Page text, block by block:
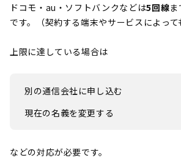
ドコモ・au・ソフトバンクなどは5回線
です。（契約する端末やサービスによって
上限に達している場合は
別の通信会社に申し込む
現在の名義を変更する
などの対応が必要です。